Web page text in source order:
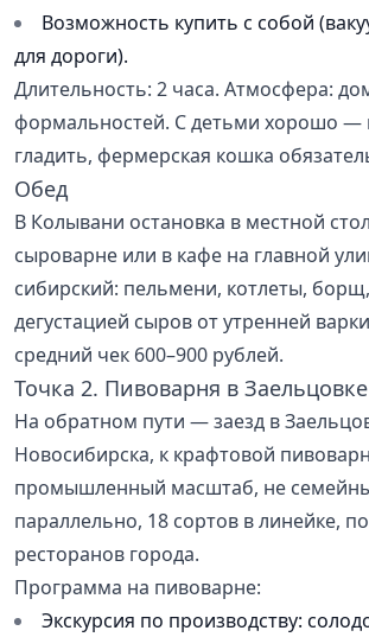
Возможность купить с собой
для дороги).
Длительность: 2 часа. Атмосфера:
формальностей. С детьми хорошо —
гладить, фермерская кошка
Обед
В Колывани остановка в местной
сыроварне или в кафе на главной
сибирский: пельмени, котлеты,
дегустацией сыров от утренней
средний чек 600–900 рублей.
Точка 2. Пивоварня в Заельцовке
На обратном пути — заезд в
Новосибирска, к крафтовой
промышленный масштаб, не
параллельно, 18 сортов в линейке,
ресторанов города.
Программа на пивоварне:
Экскурсия по производству: